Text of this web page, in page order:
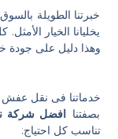
خبرتنا الطويلة
يخليانا الخيار
وهذا دليل على جودة
خدماتنا فى نقل عفش
بصفتناافضل شركة
تناسب كل احتياج: